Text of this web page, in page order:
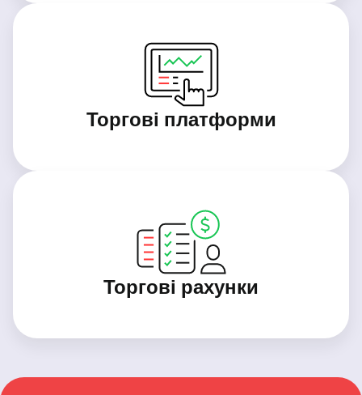
Торгові платформи
Торгові рахунки